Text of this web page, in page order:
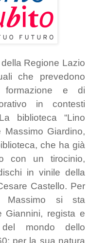
Regione Lazio
che prevedono
e di
in contesti
biblioteca “Lino
Massimo Giardino,
che ha già
con un tirocinio,
in vinile della
Castello. Per
Massimo si sta
Giannini, regista e
mondo dello
per la sua natura